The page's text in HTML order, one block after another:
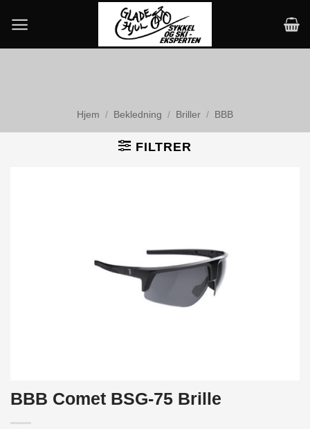
content
Hjem / Bekledning / Briller / BBB
FILTRER
BBB Comet BSG-75 Brille